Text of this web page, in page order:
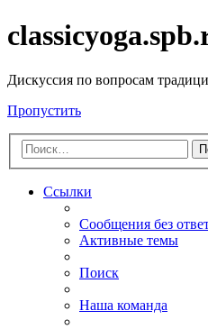
Дискуссия по вопросам
Пропустить
Ссылки
Сообщения без
Активные темы
Поиск
Наша команда